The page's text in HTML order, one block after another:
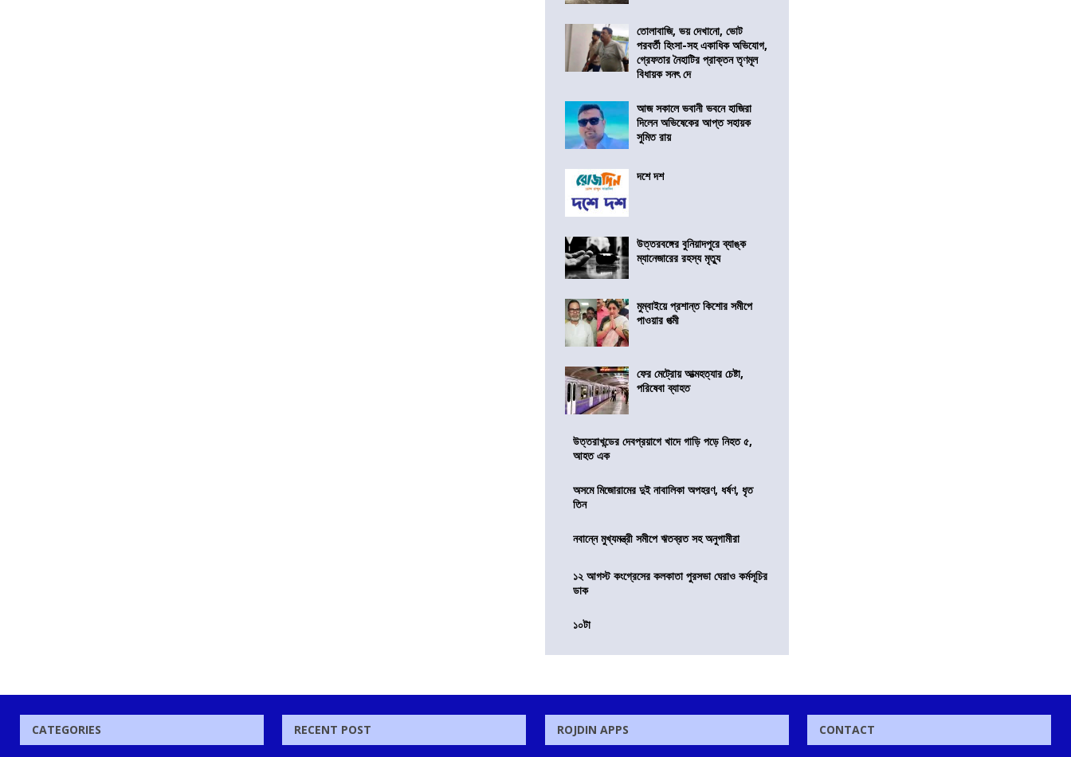
তোলাবাজি, ভয় দেখানো, ভোট
পরবর্তী হিংসা-সহ একাধিক অভিযোগ,
গ্রেফতার নৈহাটির প্রাক্তন তৃণমূল
বিধায়ক সনৎ দে
আজ সকালে ভবানী ভবনে হাজিরা
দিলেন অভিষেকের আপ্ত সহায়ক
সুমিত রায়
দশে দশ
উত্তরবঙ্গের বুনিয়াদপুরে ব্যাঙ্ক
ম্যানেজারের রহস্য মৃত্যু
মুম্বাইয়ে প্রশান্ত কিশোর সমীপে
পাওয়ার পত্মী
ফের মেট্রোয় আত্মহত্যার চেষ্টা,
পরিষেবা ব্যাহত
উত্তরাখন্ডের দেবপ্রয়াগে খাদে গাড়ি পড়ে নিহত ৫,
আহত এক
অসমে মিজোরামের দুই নাবালিকা অপহরণ, ধর্ষণ, ধৃত
তিন
নবান্নে মুখ্যমন্ত্রী সমীপে ঋতব্রত সহ অনুগামীরা
১২ আগস্ট কংগ্রেসের কলকাতা পুরসভা ঘেরাও কর্মসূচির
ডাক
১০টা
CATEGORIES RECENT POST ROJDIN APPS CONTACT